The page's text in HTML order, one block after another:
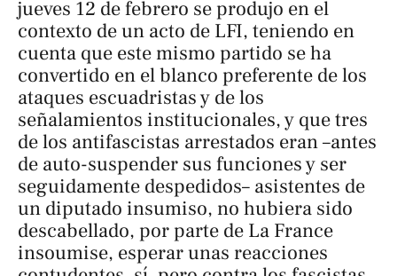
jueves 12 de febrero se produjo en el
contexto de un acto de LFI, teniendo en
cuenta que este mismo partido se ha
convertido en el blanco preferente de los
ataques escuadristas y de los
señalamientos institucionales, y que tres
de los antifascistas arrestados eran –antes
de auto-suspender sus funciones y ser
seguidamente despedidos– asistentes de
un diputado insumiso, no hubiera sido
descabellado, por parte de La France
insoumise, esperar unas reacciones